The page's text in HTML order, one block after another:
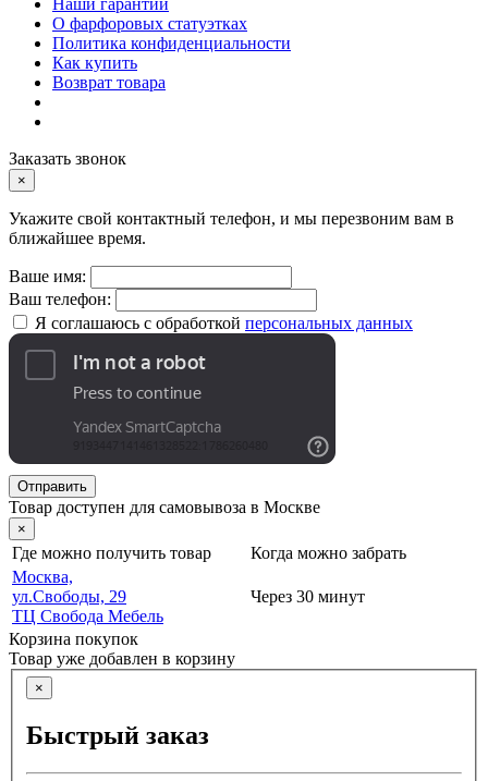
О фарфоровых статуэтках
Политика конфиденциальности
Как купить
Возврат товара
Заказать звонок
×
Укажите свой контактный телефон, и мы перезвоним вам в
ближайшее время.
Ваше имя:
Ваш телефон:
Я соглашаюсь с обработкой персональных данных
Отправить
Товар доступен для самовывоза в Москве
×
Где можно получить товар
Когда можно забрать
Москва,
ул.Свободы, 29
ТЦ Свобода Мебель
Через 30 минут
Корзина покупок
Товар уже добавлен в корзину
×
Быстрый заказ